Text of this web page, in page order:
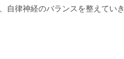
自律神経のバランスを整えていき